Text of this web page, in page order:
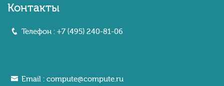
Контакты
Телефон : +7 (495) 240-81-06
Email : compute@compute.ru